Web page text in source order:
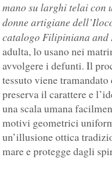
mano su larghi telai con
donne artigiane
catalogo Filipiniana and
adulta, lo usano nei
avvolgere i defunti. Il
tessuto viene
preserva il carattere e
una scala umana
motivi geometrici
un’illusione ottica
mare e protegge dagli